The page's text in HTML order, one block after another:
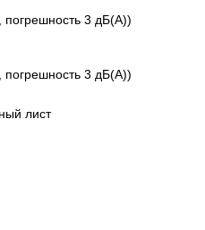
3 дБ(А))
3 дБ(А))
лист